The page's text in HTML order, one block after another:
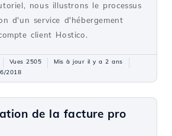
nous illustrons le processus
d'un service d'hébergement
client Hostico.
Vues 2505
Mis à jour il y a 2 ans
2018
de la facture pro